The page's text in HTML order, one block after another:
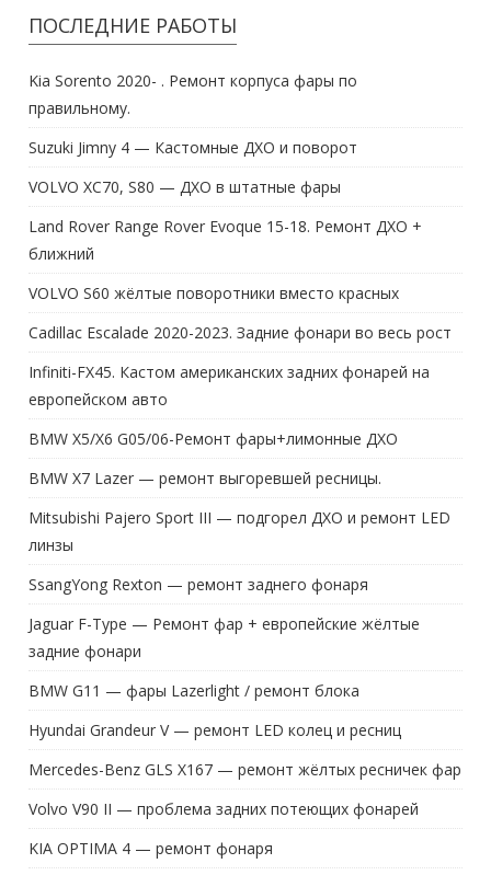
ПОСЛЕДНИЕ РАБОТЫ
Kia Sorento 2020- . Ремонт корпуса фары по
правильному.
Suzuki Jimny 4 — Кастомные ДХО и поворот
VOLVO XC70, S80 — ДХО в штатные фары
Land Rover Range Rover Evoque 15-18. Ремонт ДХО +
ближний
VOLVO S60 жёлтые поворотники вместо красных
Cadillac Escalade 2020-2023. Задние фонари во весь рост
Infiniti-FX45. Кастом американских задних фонарей на
европейском авто
BMW X5/X6 G05/06-Ремонт фары+лимонные ДХО
BMW X7 Lazer — ремонт выгоревшей ресницы.
Mitsubishi Pajero Sport III — подгорел ДХО и ремонт LED
линзы
SsangYong Rexton — ремонт заднего фонаря
Jaguar F-Type — Ремонт фар + европейские жёлтые
задние фонари
BMW G11 — фары Lazerlight / ремонт блока
Hyundai Grandeur V — ремонт LED колец и ресниц
Mercedes-Benz GLS X167 — ремонт жёлтых ресничек фар
Volvo V90 II — проблема задних потеющих фонарей
KIA OPTIMA 4 — ремонт фонаря